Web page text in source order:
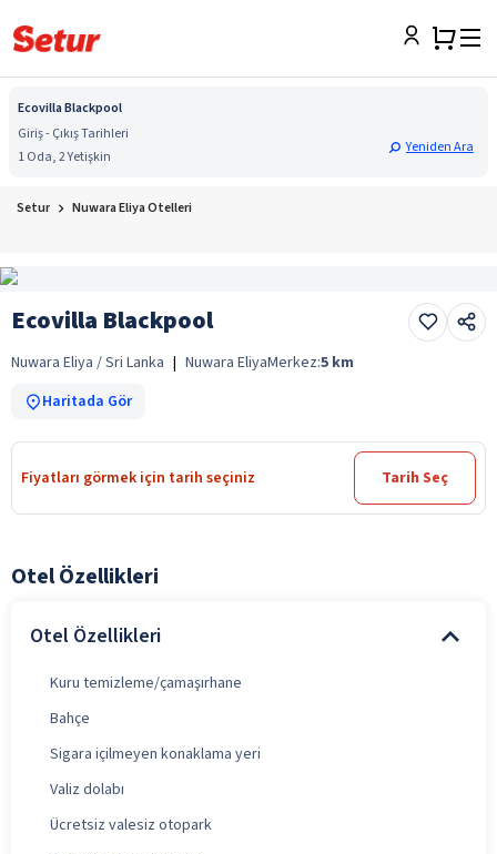
Ecovilla Blackpool
Giriş - Çıkış Tarihleri
1 Oda, 2 Yetişkin
Yeniden Ara
Setur Nuwara Eliya Otelleri
Ecovilla Blackpool
Nuwara Eliya / Sri Lanka | Nuwara EliyaMerkez:5 km
Haritada Gör
Fiyatları görmek için tarih seçiniz Tarih Seç
Otel Özellikleri
Otel Özellikleri
Kuru temizleme/çamaşırhane
Bahçe
Sigara içilmeyen konaklama yeri
Valiz dolabı
Ücretsiz valesiz otopark